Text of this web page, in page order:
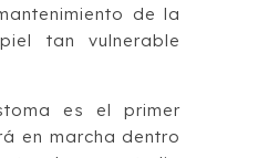
de la
tan vulnerable
es el primer
en marcha dentro